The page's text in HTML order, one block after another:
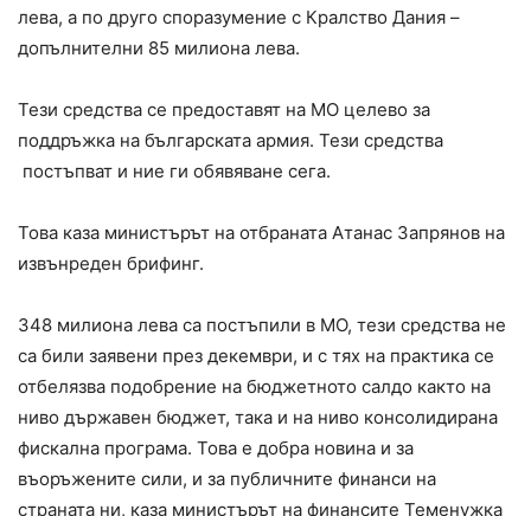
лева, а по друго споразумение с Кралство Дания –
допълнителни 85 милиона лева.
Тези средства се предоставят на МО целево за
поддръжка на българската армия. Тези средства
постъпват и ние ги обявяване сега.
Това каза министърът на отбраната Атанас Запрянов на
извънреден брифинг.
348 милиона лева са постъпили в МО, тези средства не
са били заявени през декември, и с тях на практика се
отбелязва подобрение на бюджетното салдо както на
ниво държавен бюджет, така и на ниво консолидирана
фискална програма. Това е добра новина и за
въоръжените сили, и за публичните финанси на
страната ни, каза министърът на финансите Теменужка